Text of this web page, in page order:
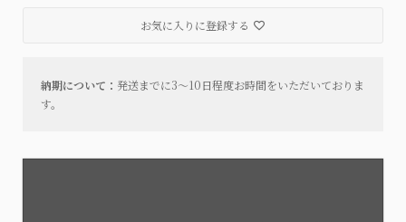
納期について： 発送までに3～10日程度お時間をいただいておりま
す。
お気に入りに登録する